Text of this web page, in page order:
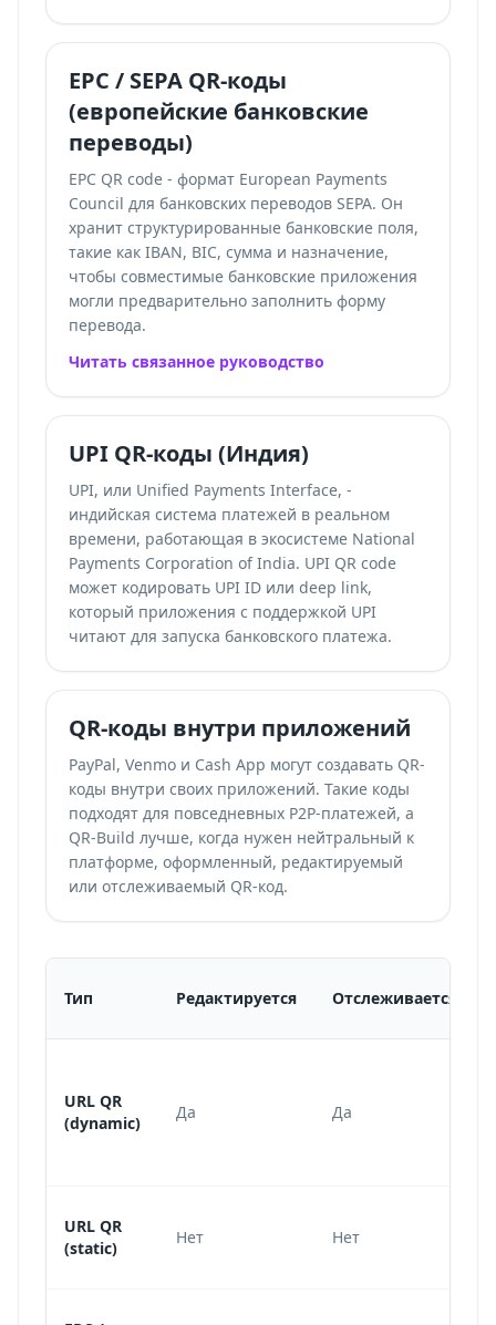
EPC / SEPA QR-коды
(европейские банковские
переводы)
EPC QR code - формат European Payments
Council для банковских переводов SEPA. Он
хранит структурированные банковские поля,
такие как IBAN, BIC, сумма и назначение,
чтобы совместимые банковские приложения
могли предварительно заполнить форму
перевода.
Читать связанное руководство
UPI QR-коды (Индия)
UPI, или Unified Payments Interface, -
индийская система платежей в реальном
времени, работающая в экосистеме National
Payments Corporation of India. UPI QR code
может кодировать UPI ID или deep link,
который приложения с поддержкой UPI
читают для запуска банковского платежа.
QR-коды внутри приложений
PayPal, Venmo и Cash App могут создавать QR-
коды внутри своих приложений. Такие коды
подходят для повседневных P2P-платежей, а
QR-Build лучше, когда нужен нейтральный к
платформе, оформленный, редактируемый
или отслеживаемый QR-код.
Тип Редактируется Отслеживается
URL QR
(dynamic)
Да Да
URL QR
(static)
Нет Нет